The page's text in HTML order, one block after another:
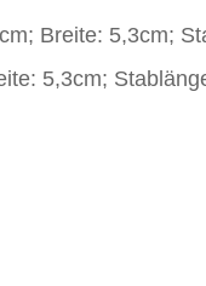
Breite: 5,3cm;
5,3cm;